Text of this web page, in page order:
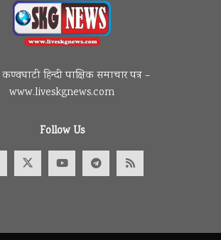
हिन्दी पाक्षिक समाचार पत्र –
www.liveskgnews.com
Follow Us